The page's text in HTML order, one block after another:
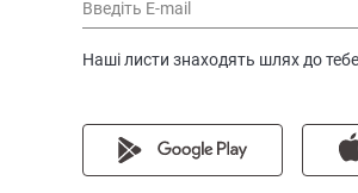
Введіть E-mail
Наші листи знаходять шлях до